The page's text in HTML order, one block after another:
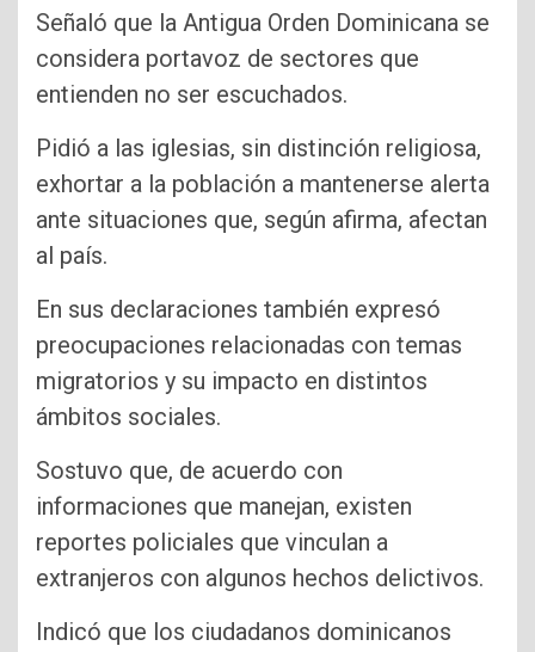
Señaló que la Antigua Orden Dominicana se
considera portavoz de sectores que
entienden no ser escuchados.
Pidió a las iglesias, sin distinción religiosa,
exhortar a la población a mantenerse alerta
ante situaciones que, según afirma, afectan
al país.
En sus declaraciones también expresó
preocupaciones relacionadas con temas
migratorios y su impacto en distintos
ámbitos sociales.
Sostuvo que, de acuerdo con
informaciones que manejan, existen
reportes policiales que vinculan a
extranjeros con algunos hechos delictivos.
Indicó que los ciudadanos dominicanos